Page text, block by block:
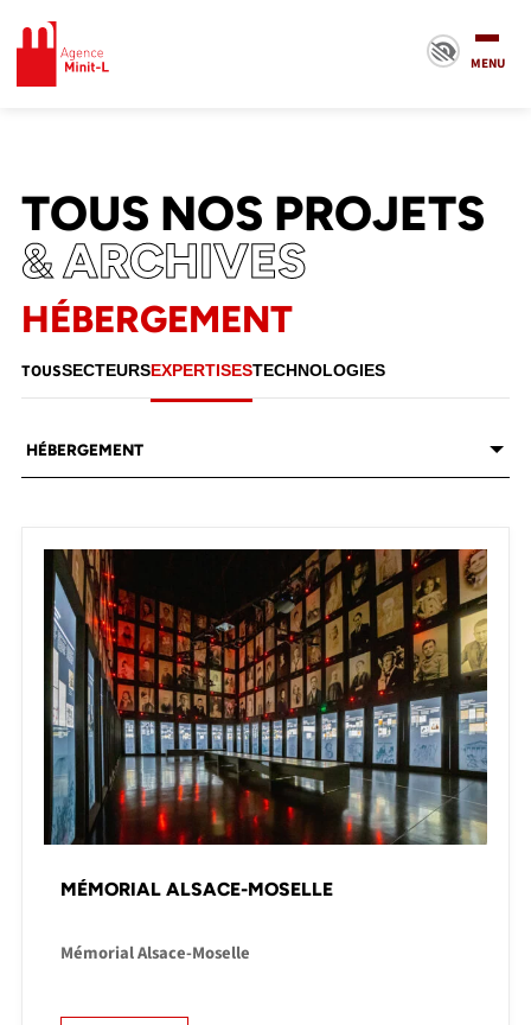
Minit-L
MENU
TOUS NOS PROJETS
& ARCHIVES
HÉBERGEMENT
TOUSSECTEURS EXPERTISESTECHNOLOGIES
HÉBERGEMENT
MÉMORIAL ALSACE-MOSELLE
Mémorial Alsace-Moselle